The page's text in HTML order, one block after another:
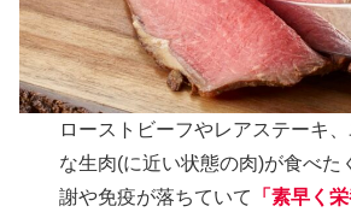
ローストビーフやレアステーキ
な生肉(に近い状態の肉)が食べた
謝や免疫が落ちていて
「素早く